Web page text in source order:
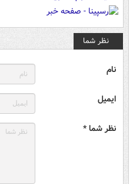
نظر شما
نام
ایمیل
نظر شما *